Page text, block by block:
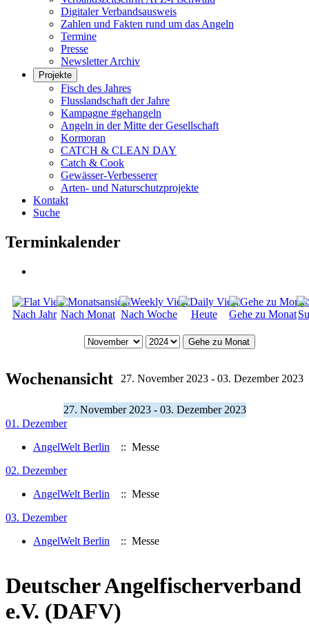
Digitaler Verbandsausweis
Zahlen und Fakten rund um das Angeln
Termine
Presse
Newsletter Archiv
Projekte
Fisch des Jahres
Flusslandschaft der Jahre
Kampagne #gehangeln
Angeln in der Mitte der Gesellschaft
Kormoran
CATCH & CLEAN DAY
Catch & Cook
Gewässer-Verbesserer
Arten- und Naturschutzprojekte
Kontakt
Suche
Terminkalender
Nach Jahr Nach Monat Nach Woche Heute Gehe zu Monat
Gehe zu Monat
Wochenansicht 27. November 2023 - 03. Dezember 2023
27. November 2023 - 03. Dezember 2023
01. Dezember
AngelWelt Berlin
:: Messe
02. Dezember
AngelWelt Berlin
:: Messe
03. Dezember
AngelWelt Berlin
:: Messe
Deutscher Angelfischerverband
e.V. (DAFV)